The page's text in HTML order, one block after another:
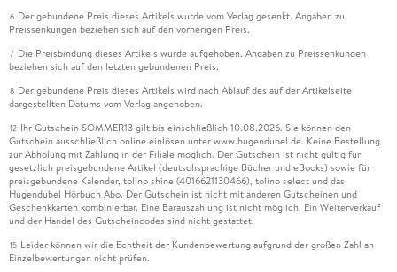
6 Der gebundene Preis dieses Artikels wurde vom Verlag gesenkt. Angaben zu
Preissenkungen beziehen sich auf den vorherigen Preis.
7 Die Preisbindung dieses Artikels wurde aufgehoben. Angaben zu Preissenkungen
beziehen sich auf den letzten gebundenen Preis.
8 Der gebundene Preis dieses Artikels wird nach Ablauf des auf der Artikelseite
dargestellten Datums vom Verlag angehoben.
12 Ihr Gutschein SOMMER13 gilt bis einschließlich 10.08.2026. Sie können den
Gutschein ausschließlich online einlösen unter www.hugendubel.de. Keine Bestellung
zur Abholung mit Zahlung in der Filiale möglich. Der Gutschein ist nicht gültig für
gesetzlich preisgebundene Artikel (deutschsprachige Bücher und eBooks) sowie für
preisgebundene Kalender, tolino shine (4016621130466), tolino select und das
Hugendubel Hörbuch Abo. Der Gutschein ist nicht mit anderen Gutscheinen und
Geschenkkarten kombinierbar. Eine Barauszahlung ist nicht möglich. Ein Weiterverkauf
und der Handel des Gutscheincodes sind nicht gestattet.
15 Leider können wir die Echtheit der Kundenbewertung aufgrund der großen Zahl an
Einzelbewertungen nicht prüfen.